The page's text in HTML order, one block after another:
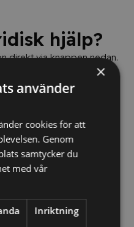
hjälp?
direkt via knappen nedan.
×
använder
cookies för att
Genom
samtycker du
med vår
Inriktning